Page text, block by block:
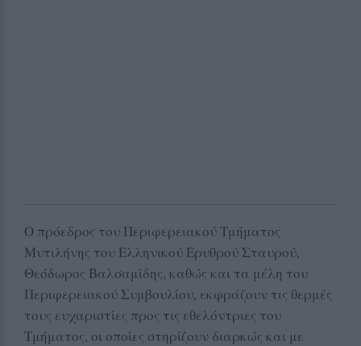
Ο πρόεδρος του Περιφερειακού Τμήματος
Μυτιλήνης του Ελληνικού Ερυθρού Σταυρού,
Θεόδωρος Βαλσαμίδης, καθώς και τα μέλη του
Περιφερειακού Συμβουλίου, εκφράζουν τις θερμές
τους ευχαριστίες προς τις εθελόντριες του
Τμήματος, οι οποίες στηρίζουν διαρκώς και με